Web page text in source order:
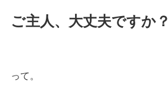
ご主人、大丈夫ですか？
って。